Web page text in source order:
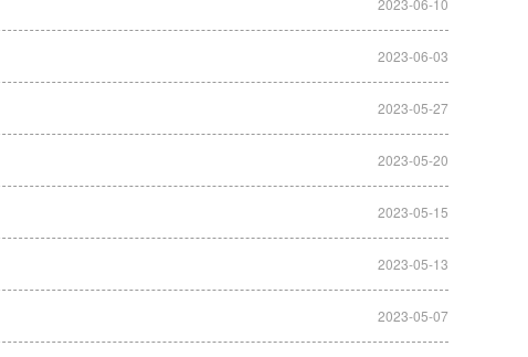
2023-06-10
2023-06-03
2023-05-27
2023-05-20
2023-05-15
2023-05-13
2023-05-07